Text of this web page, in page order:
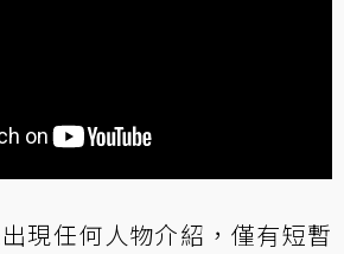
現任何人物介紹，僅有短暫